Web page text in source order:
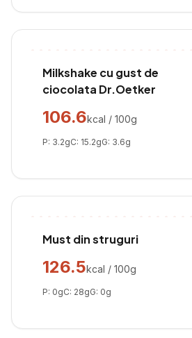
Milkshake cu gust de
ciocolata Dr.Oetker
106.6kcal / 100g
P: 3.2gC: 15.2gG: 3.6g
Must din struguri
126.5kcal / 100g
P: 0gC: 28gG: 0g